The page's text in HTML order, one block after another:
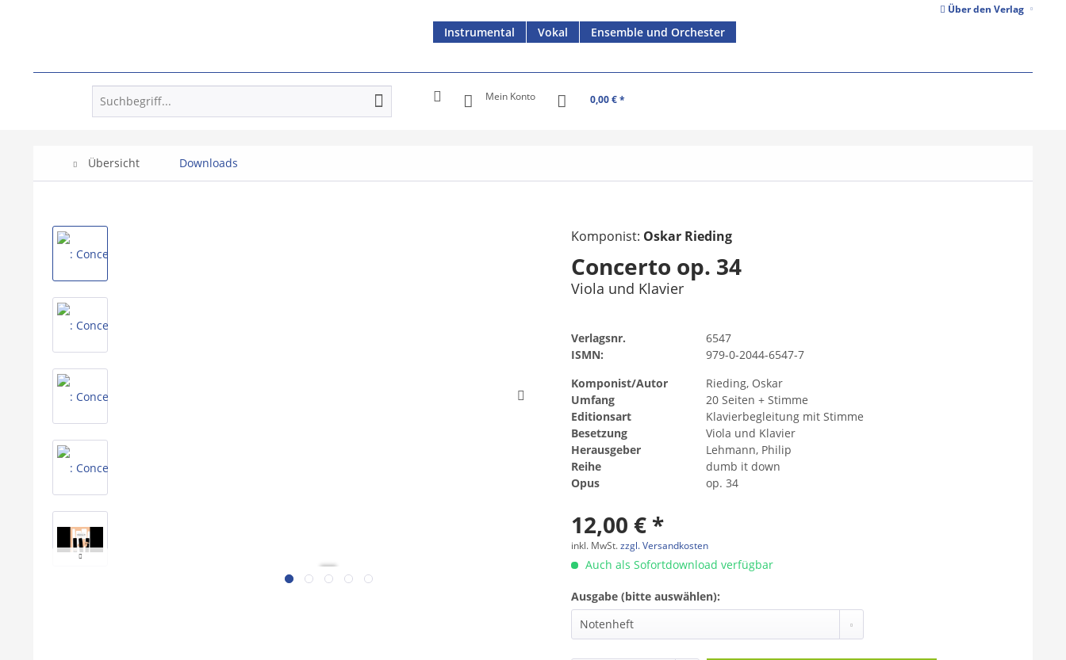
Über den Verlag
Instrumental Vokal Ensemble und Orchester
Mein Konto 0,00 € *
Übersicht Downloads
Komponist: Oskar Rieding
Concerto op. 34
Viola und Klavier
Verlagsnr.
6547
ISMN:
979-0-2044-6547-7
Komponist/Autor
Rieding, Oskar
Umfang
20 Seiten + Stimme
Editionsart
Klavierbegleitung mit Stimme
Besetzung
Viola und Klavier
Herausgeber
Lehmann, Philip
Reihe
dumb it down
Opus
op. 34
12,00 € *
inkl. MwSt.zzgl. Versandkosten
Auch als Sofortdownload verfügbar
Ausgabe (bitte auswählen):